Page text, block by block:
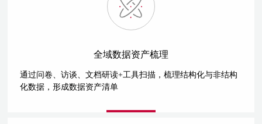
全域数据资产梳理
通过问卷、访谈、文档研读+工具扫描，梳理结构化与非结构
化数据，形成数据资产清单